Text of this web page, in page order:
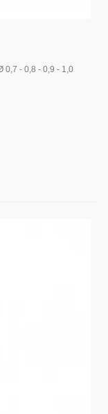
0,7 - 0,8 - 0,9 - 1,0